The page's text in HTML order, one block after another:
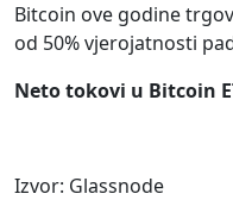
Bitcoin ove godine
od 50% vjerojatnosti
Neto tokovi u Bitcoin
Izvor: Glassnode